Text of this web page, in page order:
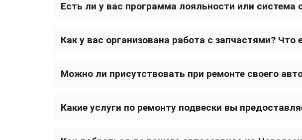
Есть ли у вас программа лояльности или система
Как у вас организована работа с запчастями?
Можно ли присутствовать при ремонте своего
Какие услуги по ремонту подвески вы